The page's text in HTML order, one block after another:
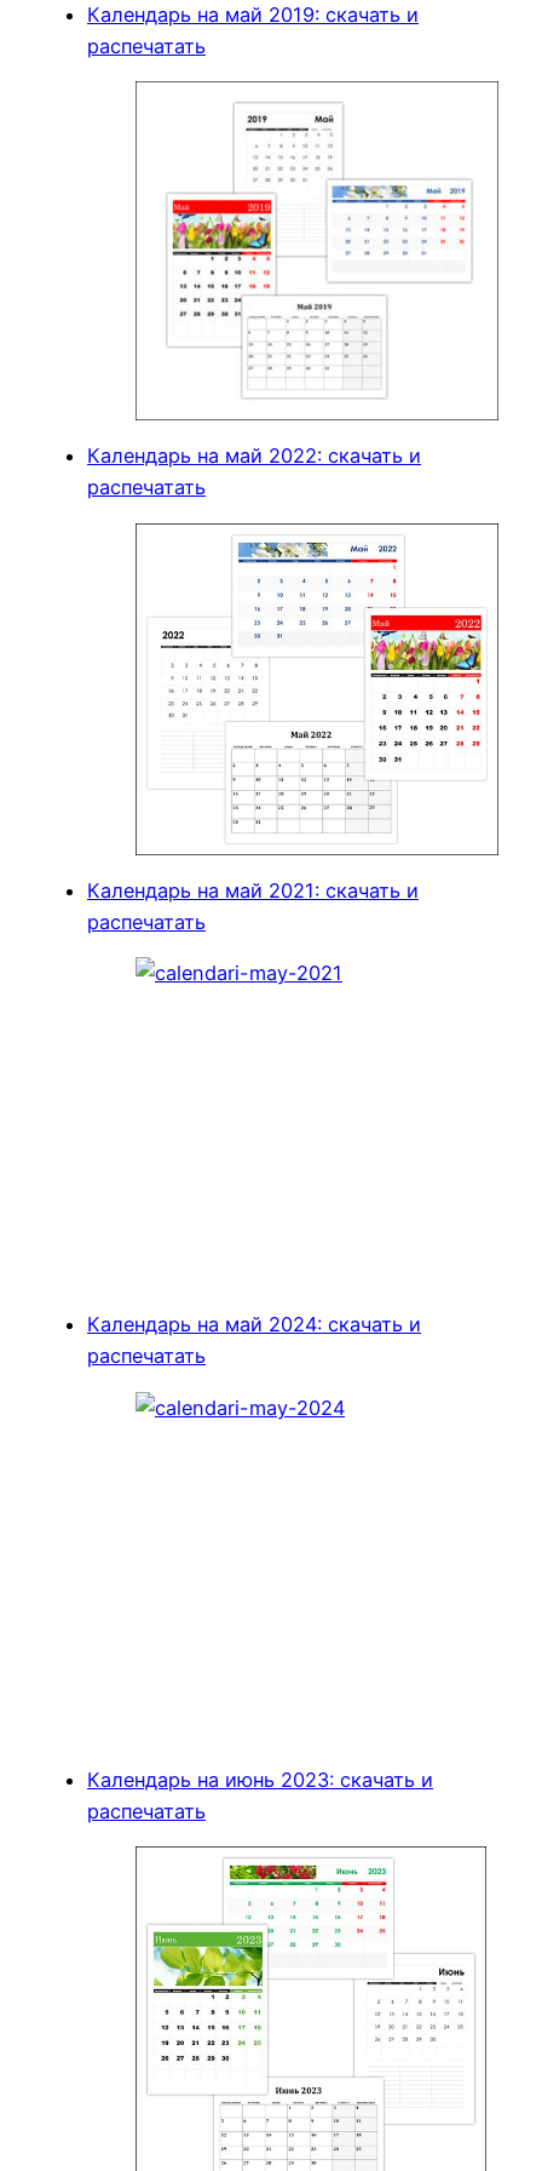
Календарь на май 2019: скачать и
распечатать
Календарь на май 2022: скачать и
распечатать
Календарь на май 2021: скачать и
распечатать
Календарь на май 2024: скачать и
распечатать
Календарь на июнь 2023: скачать и
распечатать